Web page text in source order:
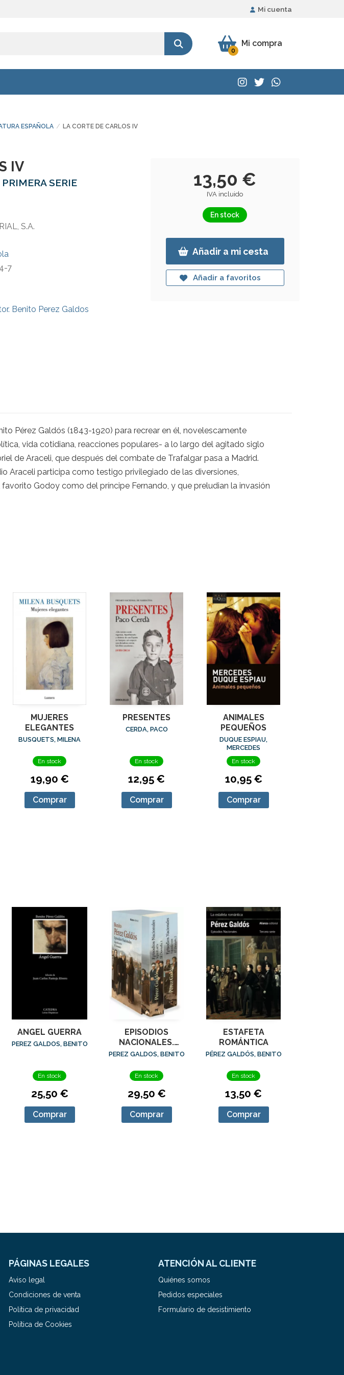
Mi cuenta
Mi compra
0
ESPAÑOLA LA CORTE DE CARLOS IV
IV
SERIE
S.A.
7
Benito Perez Galdos
13,50 €
IVA incluido
En stock
Añadir a mi cesta
Añadir a favoritos
Pérez Galdós (1843-1920) para recrear en él, novelescamente
vida cotidiana, reacciones populares- a lo largo del agitado siglo
de Araceli, que después del combate de Trafalgar pasa a Madrid.
Araceli participa como testigo privilegiado de las diversiones,
Godoy como del príncipe Fernando, y que preludian la invasión
MUJERES
ELEGANTES
BUSQUETS, MILENA
En stock
19,90 €
Comprar
PRESENTES
CERDA, PACO
En stock
12,95 €
Comprar
ANIMALES
PEQUEÑOS
DUQUE ESPIAU,
MERCEDES
En stock
10,95 €
Comprar
ANGEL GUERRA
PEREZ GALDOS, BENITO
En stock
25,50 €
Comprar
EPISODIOS
NACIONALES.
SEGUNDA SERIE:
[ESTUCHE]
PEREZ GALDOS, BENITO
En stock
29,50 €
Comprar
ESTAFETA
ROMÁNTICA
PÉREZ GALDÓS, BENITO
En stock
13,50 €
Comprar
PÁGINAS LEGALES
Aviso legal
Condiciones de venta
Política de privacidad
Política de Cookies
ATENCIÓN AL CLIENTE
Quiénes somos
Pedidos especiales
Formulario de desistimiento